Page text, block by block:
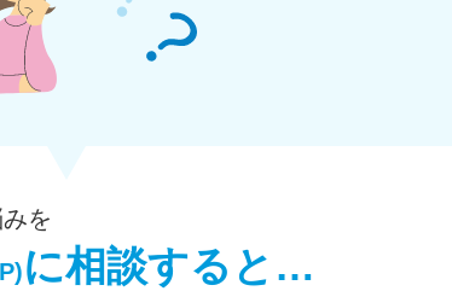
を
に相談すると…